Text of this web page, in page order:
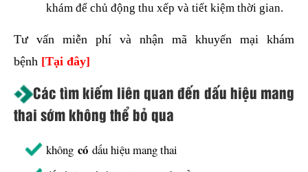
khám để chủ động thu xếp và tiết kiệm thời gian.
Tư vấn miễn phí và nhận mã khuyến mại khám
bệnh [Tại đây]
Các tìm kiếm liên quan đến dấu hiệu mang
thai sớm không thể bỏ qua
khôngcó dấu hiệu mang thai